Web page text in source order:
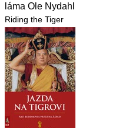
láma Ole Nydahl
Riding the Tiger